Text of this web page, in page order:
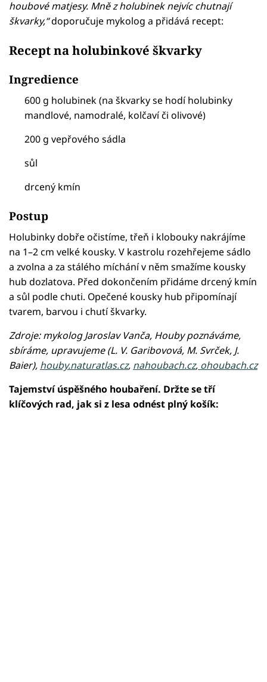
houbové matjesy. Mně z holubinek nejvíc chutnají
škvarky,“doporučuje mykolog a přidává recept:
Recept na holubinkové škvarky
Ingredience
600 g holubinek (na škvarky se hodí holubinky
mandlové, namodralé, kolčaví či olivové)
200 g vepřového sádla
sůl
drcený kmín
Postup
Holubinky dobře očistíme, třeň i klobouky nakrájíme
na 1–2 cm velké kousky. V kastrolu rozehřejeme sádlo
a zvolna a za stálého míchání v něm smažíme kousky
hub dozlatova. Před dokončením přidáme drcený kmín
a sůl podle chuti. Opečené kousky hub připomínají
tvarem, barvou i chutí škvarky.
Zdroje: mykolog Jaroslav Vanča, Houby poznáváme,
sbíráme, upravujeme (L. V. Garibovová, M. Svrček, J.
Baier), houby.naturatlas.cz, nahoubach.cz, ohoubach.cz
Tajemství úspěšného houbaření. Držte se tří
klíčových rad, jak si z lesa odnést plný košík: